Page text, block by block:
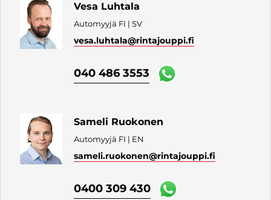
Vesa Luhtala
Automyyjä FI | SV
vesa.luhtala@rintajouppi.fi
040 486 3553
Sameli Ruokonen
Automyyjä FI | EN
sameli.ruokonen@rintajouppi.fi
0400 309 430